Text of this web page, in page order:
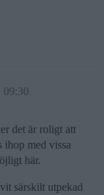
09:30
det är roligt att
ihop med vissa
här.
särskilt utpekad